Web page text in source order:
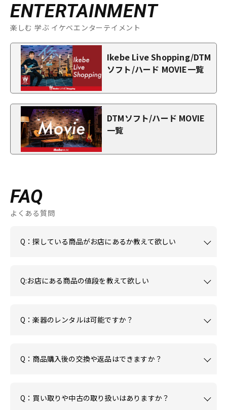
ENTERTAINMENT
楽しむ 学ぶ イケベエンターテイメント
Ikebe Live Shopping/DTM
ソフト/ハード MOVIE一覧
DTMソフト/ハード MOVIE
一覧
FAQ
よくある質問
Q：探している商品がお店にあるか教えて欲しい
Q:お店にある商品の値段を教えて欲しい
Q：楽器のレンタルは可能ですか？
Q：商品購入後の交換や返品はできますか？
Q：買い取りや中古の取り扱いはありますか？